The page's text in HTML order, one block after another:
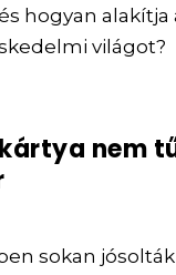
hogyan alakítja
világot?
nem
sokan